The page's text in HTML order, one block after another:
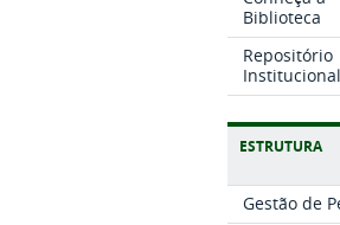
Biblioteca
Repositório
Institucional
ESTRUTURA
Gestão de